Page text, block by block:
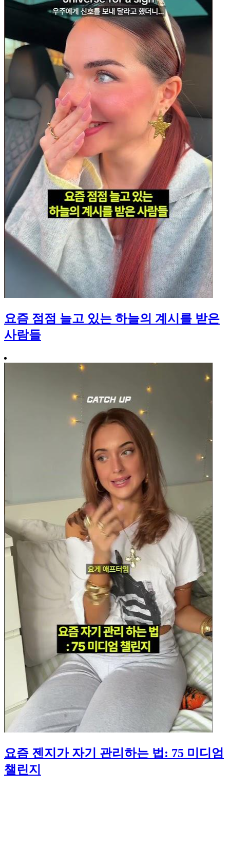
요즘 점점 늘고 있는 하늘의 계시를 받은
사람들
요즘 젠지가 자기 관리하는 법: 75 미디엄
챌린지